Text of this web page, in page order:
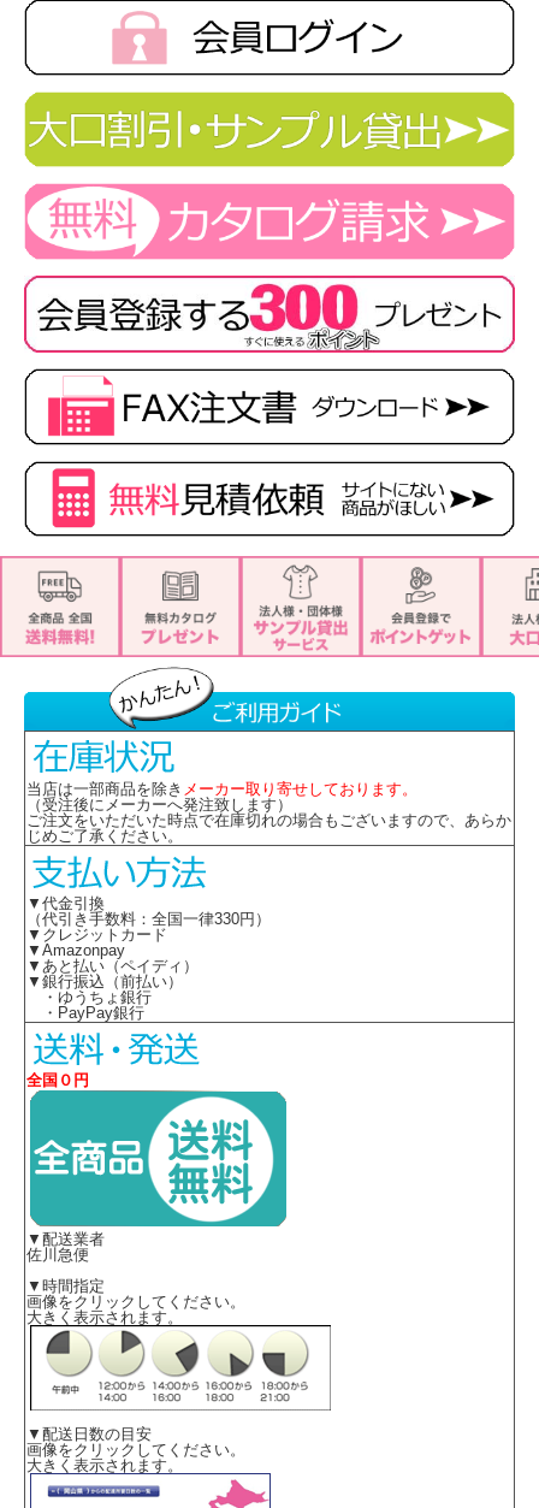
当店は一部商品を除き メーカー取り寄せしております。
（受注後にメーカーへ発注致します）
ご注文をいただいた時点で在庫切れの場合もございますので、あらか
じめご了承ください。
▼代金引換
（代引き手数料：全国一律330円）
▼クレジットカード
▼Amazonpay
▼あと払い（ペイディ）
▼銀行振込（前払い）
・ゆうちょ銀行
・PayPay銀行
全国０円
▼配送業者
佐川急便
▼時間指定
画像をクリックしてください。
大きく表示されます。
▼配送日数の目安
画像をクリックしてください。
大きく表示されます。